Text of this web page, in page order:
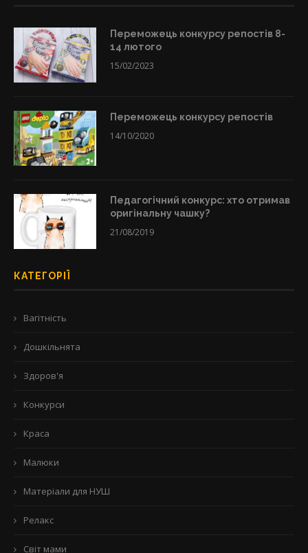
Переможець конкурсу репостів 8-
14 лютого
15/02/2023
Переможець конкурсу репостів
14/10/2020
Педагогічний конкурс: хто отримав
оригінальну чашку?
21/08/2019
КАТЕГОРІЇ
Вагітність
Дошкільнята
Здоров'я
Конкурси
Краса
Малюки
Матеріали для НУШ
Релакс
Світ мами